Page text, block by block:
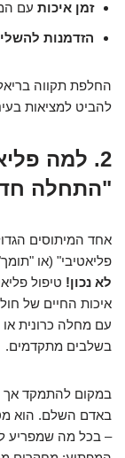
זמן איכות עם
הזדמנות
החלפת תקווה
להביט למציאות
2. למה
"התחלה
אחד המיתוסים
פליאטיבי" (או
לא נכון! טיפול
איכות החיים של
עם מחלה כרונית או
בשלבים מתקדמים.
במקום להתמקד אך
באדם השלם. הוא
– בכל מה שמפריע